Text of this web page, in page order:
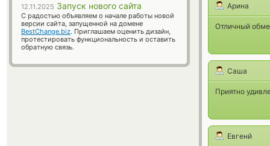
Арина
Отличный
Саша
Приятно
Евгенй
12.11.2025 Запуск нового сайта
С радостью объявляем о начале работы новой
версии сайта, запущенной на домене
BestChange.biz. Приглашаем оценить дизайн,
протестировать функциональность и оставить
обратную связь.